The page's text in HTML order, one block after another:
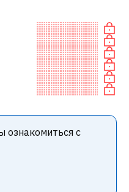
ознакомиться с